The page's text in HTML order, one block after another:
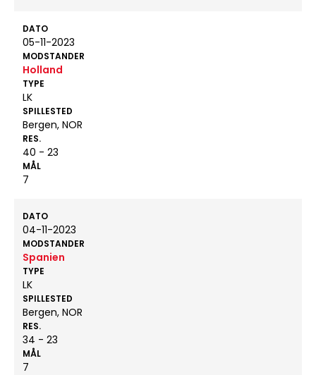
DATO
05-11-2023
MODSTANDER
Holland
TYPE
LK
SPILLESTED
Bergen, NOR
RES.
40 - 23
MÅL
7
DATO
04-11-2023
MODSTANDER
Spanien
TYPE
LK
SPILLESTED
Bergen, NOR
RES.
34 - 23
MÅL
7